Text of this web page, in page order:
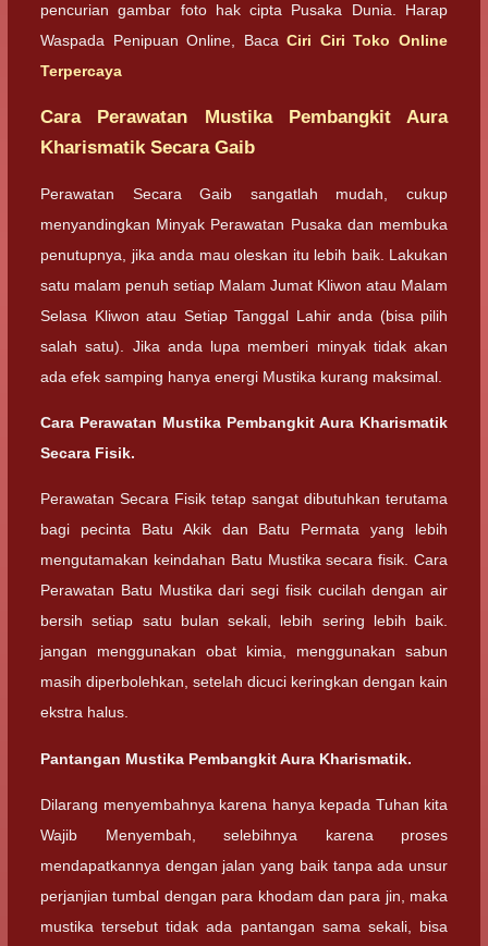
pencurian gambar foto hak cipta Pusaka Dunia. Harap
Waspada Penipuan Online, BacaCiri Ciri Toko Online
Terpercaya
Cara Perawatan Mustika Pembangkit Aura
Kharismatik Secara Gaib
Perawatan Secara Gaib sangatlah mudah, cukup
menyandingkan Minyak Perawatan Pusaka dan membuka
penutupnya, jika anda mau oleskan itu lebih baik. Lakukan
satu malam penuh setiap Malam Jumat Kliwon atau Malam
Selasa Kliwon atau Setiap Tanggal Lahir anda (bisa pilih
salah satu). Jika anda lupa memberi minyak tidak akan
ada efek samping hanya energi Mustika kurang maksimal.
Cara Perawatan Mustika Pembangkit Aura Kharismatik
Secara Fisik.
Perawatan Secara Fisik tetap sangat dibutuhkan terutama
bagi pecinta Batu Akik dan Batu Permata yang lebih
mengutamakan keindahan Batu Mustika secara fisik. Cara
Perawatan Batu Mustika dari segi fisik cucilah dengan air
bersih setiap satu bulan sekali, lebih sering lebih baik.
jangan menggunakan obat kimia, menggunakan sabun
masih diperbolehkan, setelah dicuci keringkan dengan kain
ekstra halus.
Pantangan Mustika Pembangkit Aura Kharismatik.
Dilarang menyembahnya karena hanya kepada Tuhan kita
Wajib Menyembah, selebihnya karena proses
mendapatkannya dengan jalan yang baik tanpa ada unsur
perjanjian tumbal dengan para khodam dan para jin, maka
mustika tersebut tidak ada pantangan sama sekali, bisa